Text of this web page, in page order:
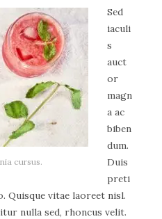
cursus.
Sed
iaculi
s
auct
or
magn
a ac
biben
dum.
Duis
preti
Quisque vitae laoreet nisl.
nulla sed, rhoncus velit.